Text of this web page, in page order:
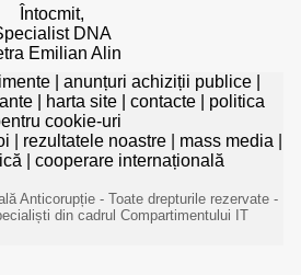
Întocmit,
DNA
Emilian Alin
anunțuri achiziții publice
harta site contacte
politica
cookie-uri
rezultatele noastre| mass media
cooperare internațională
Anticorupție - Toate drepturile rezervate -
din cadrul Compartimentului IT